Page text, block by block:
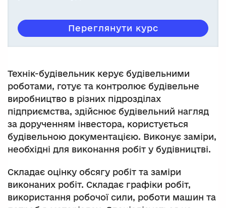
Переглянути курс
Технік-будівельник керує будівельними
роботами, готує та контролює будівельне
виробництво в різних підрозділах
підприємства, здійснює будівельний нагляд
за дорученням інвестора, користується
будівельною документацією. Виконує заміри,
необхідні для виконання робіт у будівництві.
Складає оцінку обсягу робіт та заміри
виконаних робіт. Складає графіки робіт,
використання робочої сили, роботи машин та